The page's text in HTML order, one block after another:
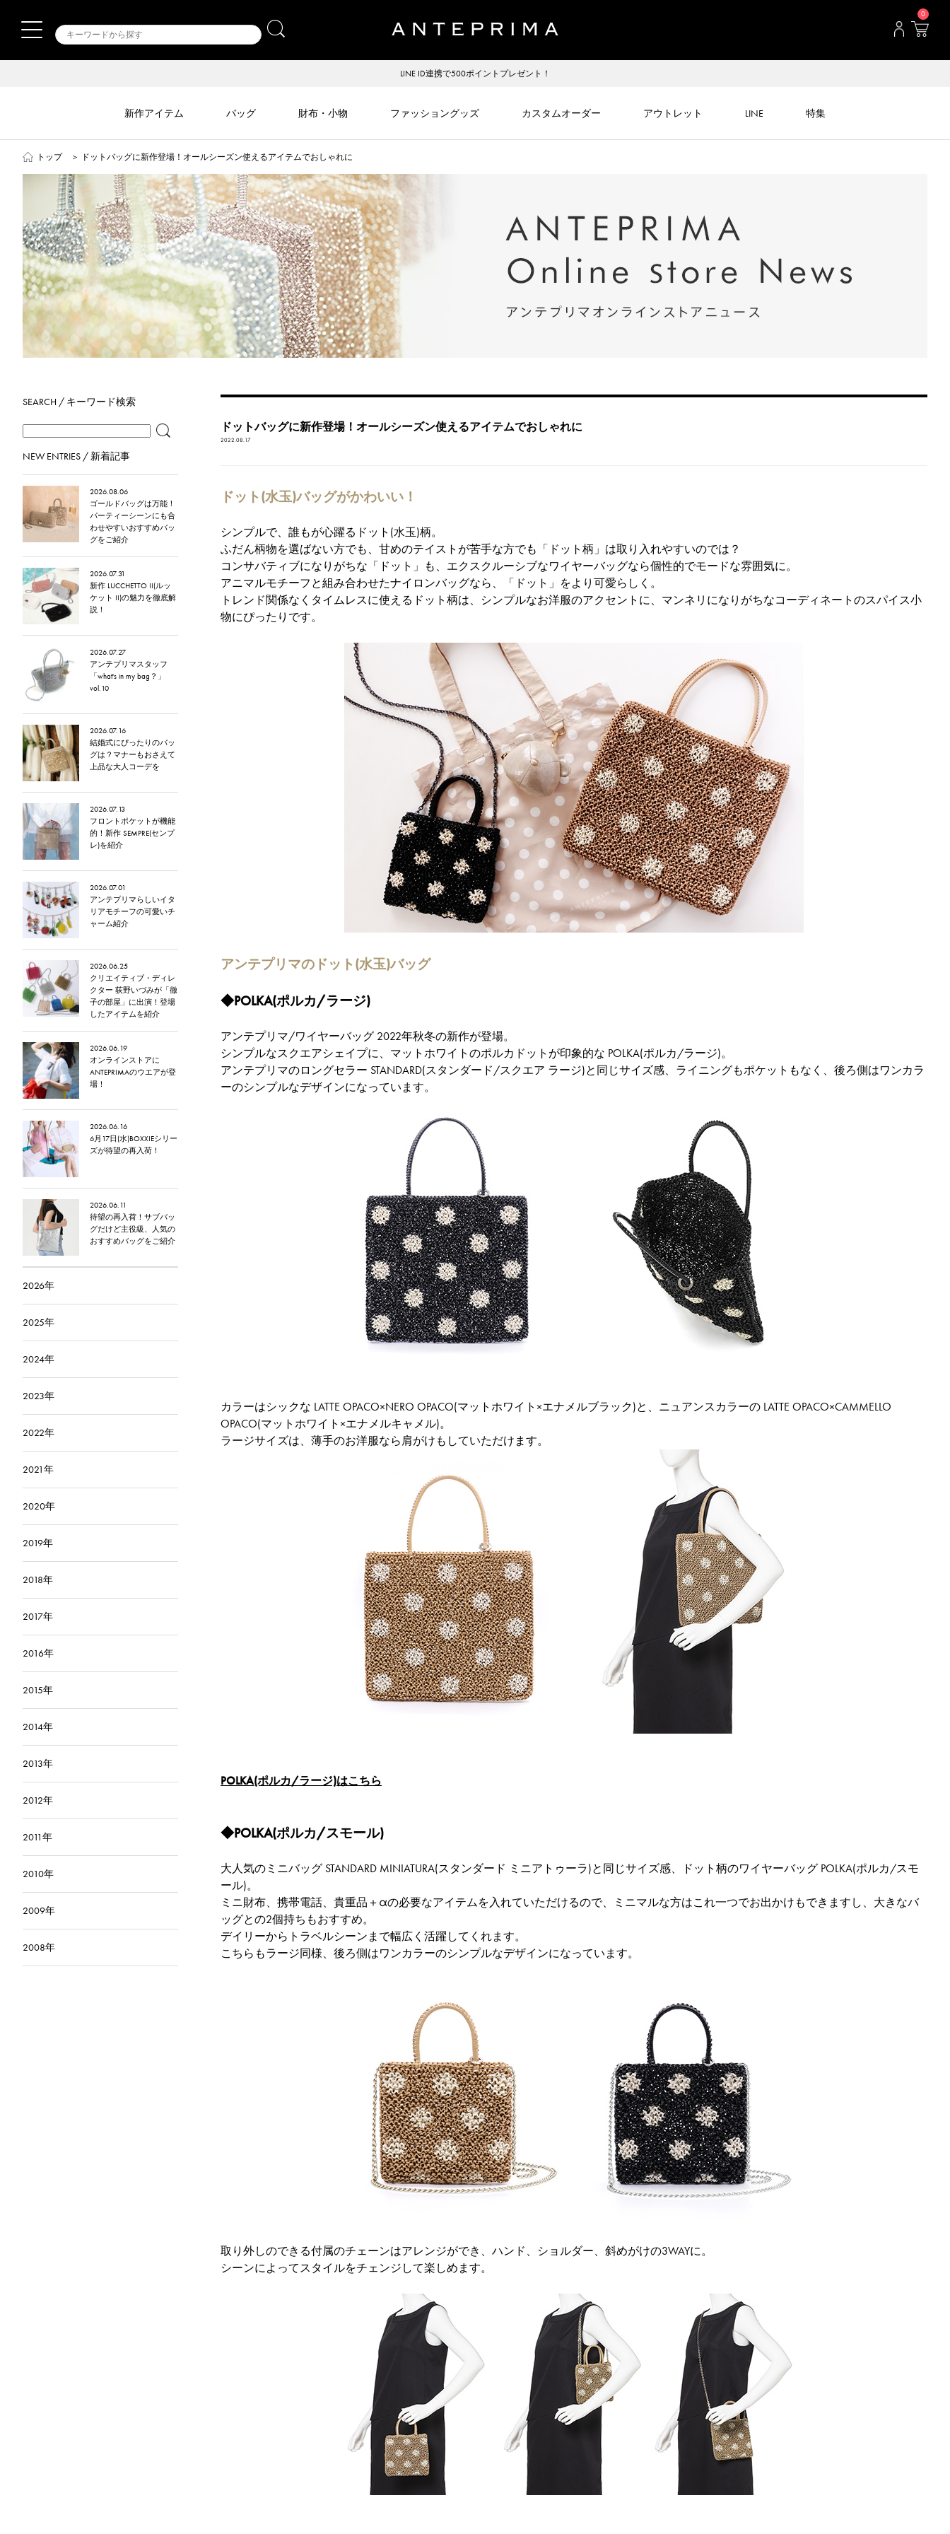
0
LINE ID連携で500ポイントプレゼント！
新作アイテム バッグ 財布・小物 ファッショングッズ カスタムオーダー アウトレット LINE 特集
トップ ＞ ドットバッグに新作登場！オールシーズン使えるアイテムでおしゃれに
SEARCH / キーワード検索
NEW ENTRIES / 新着記事
2026.08.06
ゴールドバッグは万能！
パーティーシーンにも合
わせやすいおすすめバッ
グをご紹介
2026.07.31
新作 LUCCHETTO II(ルッ
ケット II)の魅力を徹底解
説！
2026.07.27
アンテプリマスタッフ
「what's in my bag？」
vol.10
2026.07.16
結婚式にぴったりのバッ
グは？マナーもおさえて
上品な大人コーデを
2026.07.13
フロントポケットが機能
的！新作 SEMPRE(センプ
レ)を紹介
2026.07.01
アンテプリマらしいイタ
リアモチーフの可愛いチ
ャーム紹介
2026.06.25
クリエイティブ・ディレ
クター 荻野いづみが「徹
子の部屋」に出演！登場
したアイテムを紹介
2026.06.19
オンラインストアに
ANTEPRIMAのウエアが登
場！
2026.06.16
6月17日(水)BOXXIEシリー
ズが待望の再入荷！
2026.06.11
待望の再入荷！サブバッ
グだけど主役級、人気の
おすすめバッグをご紹介
2026年
2025年
2024年
2023年
2022年
2021年
2020年
2019年
2018年
2017年
2016年
2015年
2014年
2013年
2012年
2011年
2010年
2009年
2008年
ドットバッグに新作登場！オールシーズン使えるアイテムでおしゃれに
2022.08.17
ドット(水玉)バッグがかわいい！
シンプルで、誰もが心躍るドット(水玉)柄。
ふだん柄物を選ばない方でも、甘めのテイストが苦手な方でも「ドット柄」は取り入れやすいのでは？
コンサバティブになりがちな「ドット」も、エクスクルーシブなワイヤーバッグなら個性的でモードな雰囲気に。
アニマルモチーフと組み合わせたナイロンバッグなら、「ドット」をより可愛らしく。
トレンド関係なくタイムレスに使えるドット柄は、シンプルなお洋服のアクセントに、マンネリになりがちなコーディネートのスパイス小
物にぴったりです。
アンテプリマのドット(水玉)バッグ
◆POLKA(ポルカ/ラージ)
アンテプリマ/ワイヤーバッグ 2022年秋冬の新作が登場。
シンプルなスクエアシェイプに、マットホワイトのポルカドットが印象的な POLKA(ポルカ/ラージ)。
アンテプリマのロングセラー STANDARD(スタンダード/スクエア ラージ)と同じサイズ感、ライニングもポケットもなく、後ろ側はワンカラ
ーのシンプルなデザインになっています。
カラーはシックな LATTE OPACO×NERO OPACO(マットホワイト×エナメルブラック)と、ニュアンスカラーの LATTE OPACO×CAMMELLO
OPACO(マットホワイト×エナメルキャメル)。
ラージサイズは、薄手のお洋服なら肩がけもしていただけます。
POLKA(ポルカ/ラージ)はこちら
◆POLKA(ポルカ/スモール)
大人気のミニバッグ STANDARD MINIATURA(スタンダード ミニアトゥーラ)と同じサイズ感、ドット柄のワイヤーバッグ POLKA(ポルカ/スモ
ール)。
ミニ財布、携帯電話、貴重品＋αの必要なアイテムを入れていただけるので、ミニマルな方はこれ一つでお出かけもできますし、大きなバ
ッグとの2個持ちもおすすめ。
デイリーからトラベルシーンまで幅広く活躍してくれます。
こちらもラージ同様、後ろ側はワンカラーのシンプルなデザインになっています。
取り外しのできる付属のチェーンはアレンジができ、ハンド、ショルダー、斜めがけの3WAYに。
シーンによってスタイルをチェンジして楽しめます。